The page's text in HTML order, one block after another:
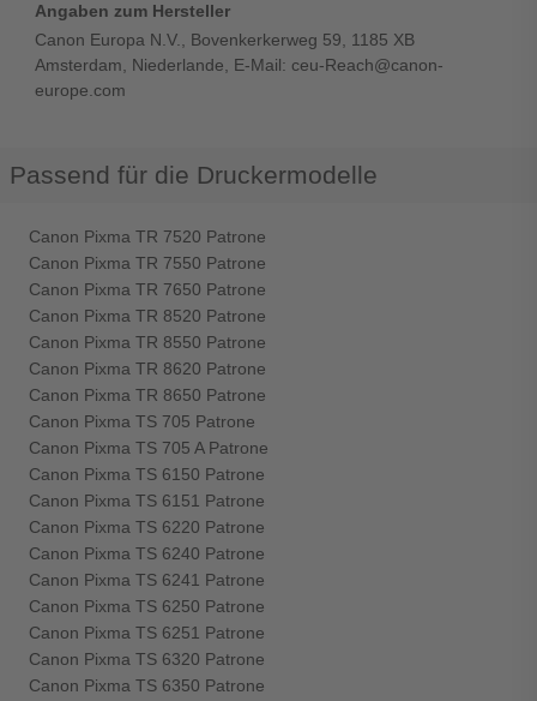
Angaben zum Hersteller
Canon Europa N.V., Bovenkerkerweg 59, 1185 XB
Amsterdam, Niederlande, E-Mail: ceu-Reach@canon-
europe.com
Passend für die Druckermodelle
Canon Pixma TR 7520 Patrone
Canon Pixma TR 7550 Patrone
Canon Pixma TR 7650 Patrone
Canon Pixma TR 8520 Patrone
Canon Pixma TR 8550 Patrone
Canon Pixma TR 8620 Patrone
Canon Pixma TR 8650 Patrone
Canon Pixma TS 705 Patrone
Canon Pixma TS 705 A Patrone
Canon Pixma TS 6150 Patrone
Canon Pixma TS 6151 Patrone
Canon Pixma TS 6220 Patrone
Canon Pixma TS 6240 Patrone
Canon Pixma TS 6241 Patrone
Canon Pixma TS 6250 Patrone
Canon Pixma TS 6251 Patrone
Canon Pixma TS 6320 Patrone
Canon Pixma TS 6350 Patrone